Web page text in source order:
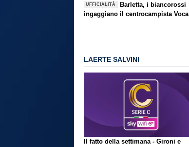
UFFICIALITÀ
Barletta, i biancorossi
ingaggiano il centrocampista Voca
LAERTE SALVINI
Il fatto della settimana - Gironi e